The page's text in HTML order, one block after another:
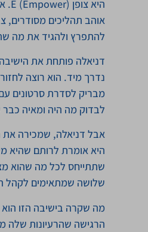
להתפרץ ולהגיד את מה
דניאלה פותחת את
נדרך מיד. הוא רוצה
מבריק לסדרת סרטונים
לבדוק מה היה ומאיה
אבל דניאלה, שמכירה
היא אומרת לרותם שהיא
שתתייחס לכל מה שהוא
שלושה שמתאימים לקהל
מה שקרה בישיבה הזו הוא
הרגישה שהרעיונות שלה